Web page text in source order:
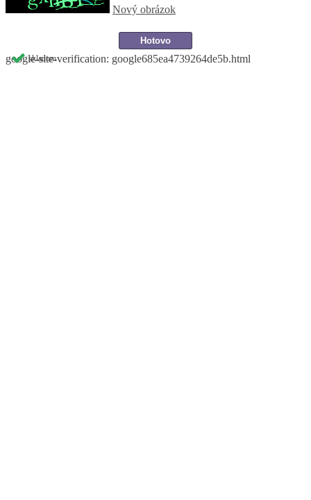
skladom
Nový obrázok
google-site-verification: google685ea4739264de5b.html